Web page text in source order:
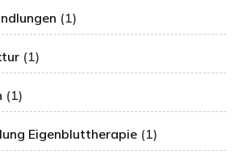
(1)
(1)
(1)
Eigenbluttherapie (1)